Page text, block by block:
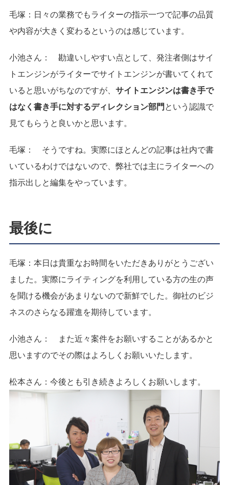
毛塚： 日々の業務でもライターの指示一つで記事の品質
や内容が大きく変わるというのは感じています。
小池さん：
勘違いしやすい点として、発注者側はサイ
トエンジンがライターでサイトエンジンが書いてくれて
いると思いがちなのですが、 サイトエンジンは書き手で
はなく書き手に対するディレクション部門 という認識で
見てもらうと良いかと思います。
毛塚：
そうですね。実際にほとんどの記事は社内で書
いているわけではないので、弊社では主にライターへの
指示出しと編集をやっています。
最後に
毛塚： 本日は貴重なお時間をいただきありがとうござい
ました。実際にライティングを利用している方の生の声
を聞ける機会があまりないので新鮮でした。御社のビジ
ネスのさらなる躍進を期待しています。
小池さん：
また近々案件をお願いすることがあるかと
思いますのでその際はよろしくお願いいたします。
松本さん： 今後とも引き続きよろしくお願いします。